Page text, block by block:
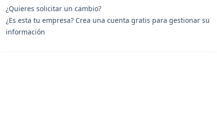
¿Quieres solicitar un cambio?
¿Es esta tu empresa? Crea una cuenta gratis para gestionar su
información